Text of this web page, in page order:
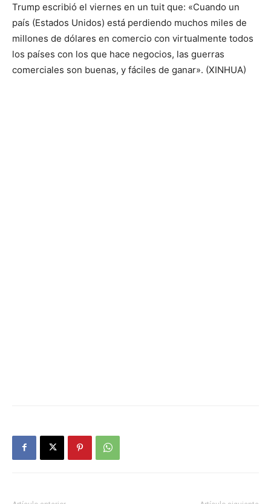
Trump escribió el viernes en un tuit que: «Cuando un
país (Estados Unidos) está perdiendo muchos miles de
millones de dólares en comercio con virtualmente todos
los países con los que hace negocios, las guerras
comerciales son buenas, y fáciles de ganar». (XINHUA)